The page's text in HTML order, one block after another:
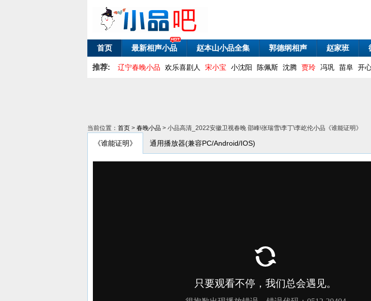
首页 最新相声小品 赵本山小品全集 郭德纲相声 赵家班
推荐: 辽宁春晚小品 欢乐喜剧人 宋小宝 小沈阳 陈佩斯 沈腾 贾玲 冯巩 苗阜 开
当前位置： 首页 > 春晚小品 > 小品高清_2022安徽卫视春晚 邵峰\张瑞雪\李丁\李屹伦小品《谁能证明》
《谁能证明》 通用播放器(兼容PC/Android/IOS)